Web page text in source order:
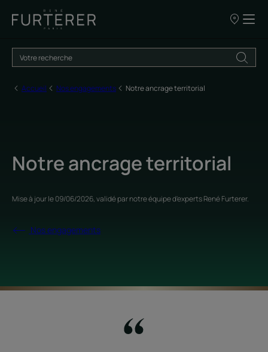
Nos
vente
Accueil Nos engagements Notre ancrage territorial
Notre ancrage territorial
Mise à jour le09/06/2026, validé parnotre équipe d'experts René Furterer.
Nos engagements